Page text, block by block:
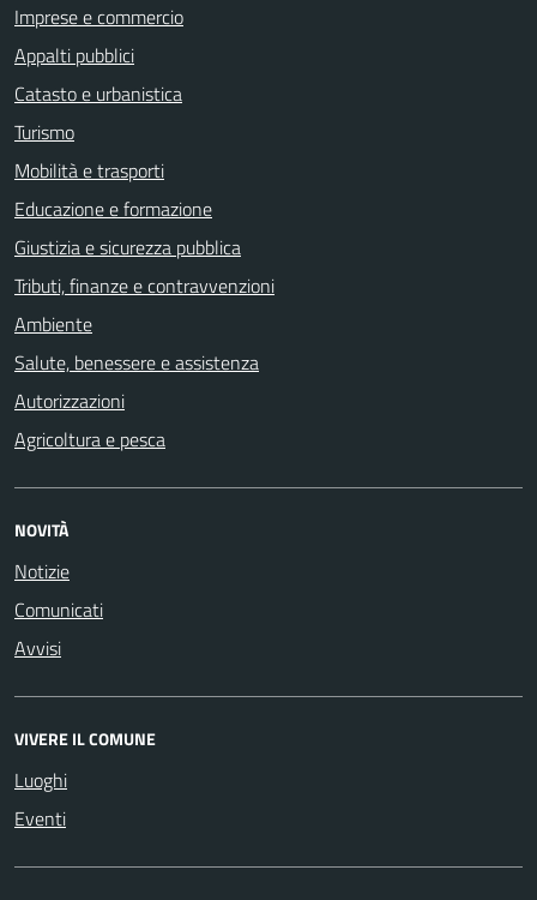
Imprese e commercio
Appalti pubblici
Catasto e urbanistica
Turismo
Mobilità e trasporti
Educazione e formazione
Giustizia e sicurezza pubblica
Tributi, finanze e contravvenzioni
Ambiente
Salute, benessere e assistenza
Autorizzazioni
Agricoltura e pesca
NOVITÀ
Notizie
Comunicati
Avvisi
VIVERE IL COMUNE
Luoghi
Eventi